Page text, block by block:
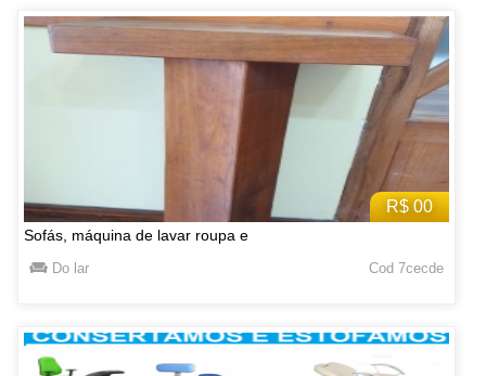
R$ 00
Sofás, máquina de lavar roupa e
Do lar Cod 7cecde